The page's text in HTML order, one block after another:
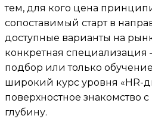
тем, для кого цена
сопоставимый старт в
доступные варианты на
конкретная
подбор или только
широкий курс уровня «HR-
поверхностное знакомство
глубину.